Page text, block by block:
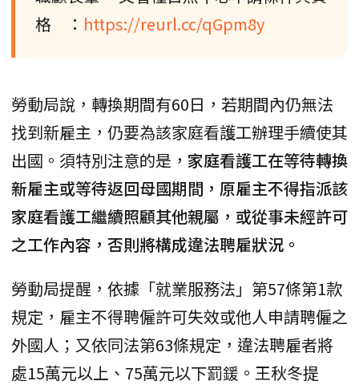
格 ： https://reurl.cc/qGpm8y
勞動局說，轉換期間有60日，若期間內仍無法
找到新雇主，仍要為該家庭看護工辦理手續使其
出國。須特別注意的是， 家庭看護工在等待轉換
新雇主或等待返回母國期間，原雇主不得指派該
家庭看護工繼續照顧其他親屬，或從事未經許可
之工作內容，否則將構成違法聘雇狀況。
勞動局提醒，依據「就業服務法」第57條第1款
規定，雇主不得聘僱許可失效或他人申請聘僱之
外國人；又依同法第63條規定，違法聘雇者將
處15萬元以上、75萬元以下罰鍰。王秋冬提